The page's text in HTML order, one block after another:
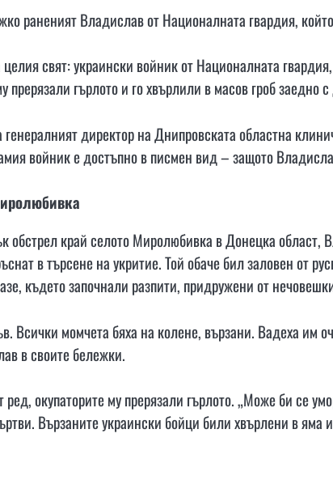
раненият Владислав от Националната гвардия,
свят: украински войник от Националната
прерязали гърлото и го хвърлили в масов гроб
директор на Днипровската областна
войник е достъпно в писмен вид – защото
обстрел край селото Миролюбивка в Донецка област,
в търсене на укритие. Той обаче бил заловен от
където започнали разпити, придружени от
Всички момчета бяха на колене, вързани. Вадеха им
в своите бележки.
окупаторите му прерязали гърлото. „Може би се
Вързаните украински бойци били хвърлени в яма